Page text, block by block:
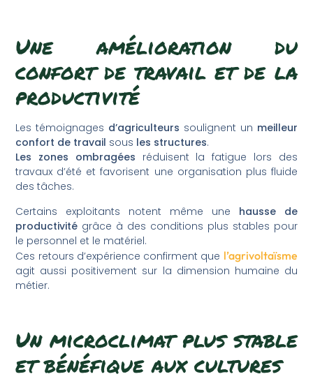
Une amélioration du
confort de travail et de la
productivité
Les témoignages d’agriculteurs soulignent un meilleur
confort de travail sous les structures.
Les zones ombragées réduisent la fatigue lors des
travaux d’été et favorisent une organisation plus fluide
des tâches.
Certains exploitants notent même une hausse de
productivité grâce à des conditions plus stables pour
le personnel et le matériel.
Ces retours d’expérience confirment que l’agrivoltaïsme
agit aussi positivement sur la dimension humaine du
métier.
Un microclimat plus stable
et bénéfique aux cultures